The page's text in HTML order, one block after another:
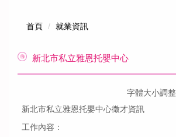
首頁 就業資訊
新北市私立雅恩托嬰中心
字體大小調整
新北市私立雅恩托嬰中心徵才資訊
工作內容：